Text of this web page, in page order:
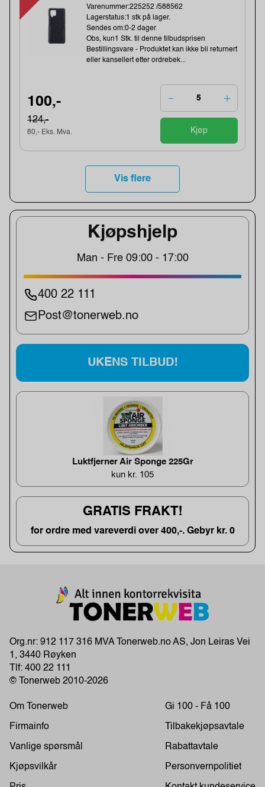
Kjøpshjelp
Man - Fre 09:00 - 17:00
400 22 111
Post@tonerweb.no
UKENS TILBUD!
Luktfjerner Air Sponge 225Gr
kun kr. 105
GRATIS FRAKT!
for ordre med vareverdi over 400,-. Gebyr kr. 0
Varenummer:225252 /588562
Lagerstatus:1 stk på lager.
Sendes om:0-2 dager
Obs, kun1 Stk. til denne tilbudsprisen
Bestillingsvare - Produktet kan ikke bli returnert
eller kansellert etter ordrebek...
100,-
124,-
80,- Eks. Mva. Kjøp
Vis flere
Org.nr: 912 117 316 MVA Tonerweb.no AS, Jon Leiras Vei
1, 3440 Røyken
Tlf: 400 22 111
© Tonerweb 2010-2026
Om Tonerweb
Firmainfo
Vanlige spørsmål
Kjøpsvilkår
Gi 100 - Få 100
Tilbakekjøpsavtale
Rabattavtale
Personvernpolitiet